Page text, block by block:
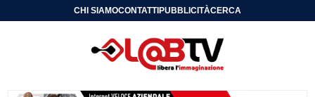
CHI SIAMOCONTATTIPUBBLICITÀCERCA